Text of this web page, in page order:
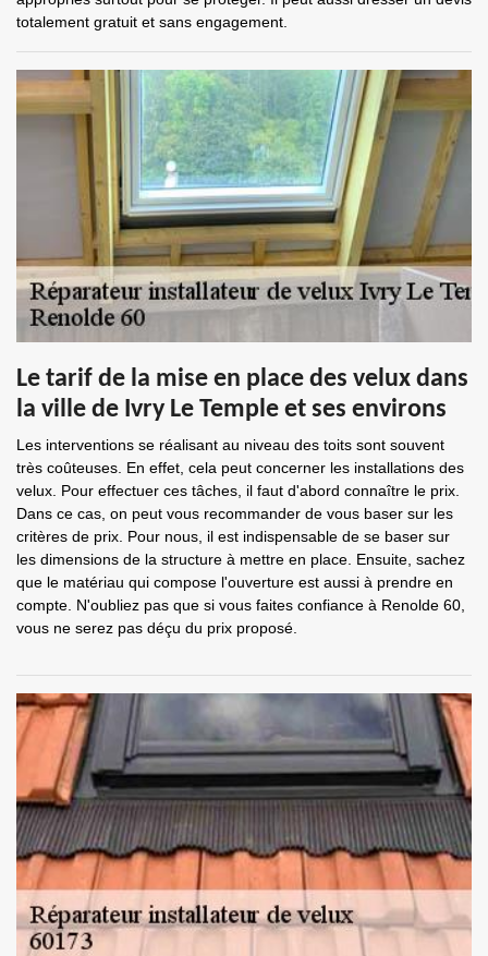
totalement gratuit et sans engagement.
Le tarif de la mise en place des velux dans
la ville de Ivry Le Temple et ses environs
Les interventions se réalisant au niveau des toits sont souvent
très coûteuses. En effet, cela peut concerner les installations des
velux. Pour effectuer ces tâches, il faut d'abord connaître le prix.
Dans ce cas, on peut vous recommander de vous baser sur les
critères de prix. Pour nous, il est indispensable de se baser sur
les dimensions de la structure à mettre en place. Ensuite, sachez
que le matériau qui compose l'ouverture est aussi à prendre en
compte. N'oubliez pas que si vous faites confiance à Renolde 60,
vous ne serez pas déçu du prix proposé.